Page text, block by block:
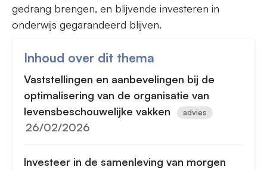
gedrang brengen, en blijvende investeren in
onderwijs gegarandeerd blijven.
Inhoud over dit thema
Vaststellingen en aanbevelingen bij de
optimalisering van de organisatie van
levensbeschouwelijke vakken
advies
26/02/2026
Investeer in de samenleving van morgen